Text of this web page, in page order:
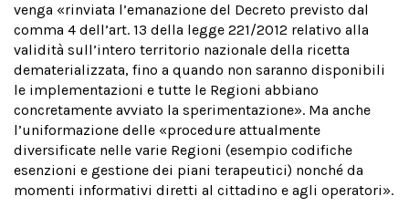
venga «rinviata l’emanazione del Decreto previsto dal
comma 4 dell’art. 13 della legge 221/2012 relativo alla
validità sull’intero territorio nazionale della ricetta
dematerializzata, fino a quando non saranno disponibili
le implementazioni e tutte le Regioni abbiano
concretamente avviato la sperimentazione». Ma anche
l’uniformazione delle «procedure attualmente
diversificate nelle varie Regioni (esempio codifiche
esenzioni e gestione dei piani terapeutici) nonché da
momenti informativi diretti al cittadino e agli operatori».